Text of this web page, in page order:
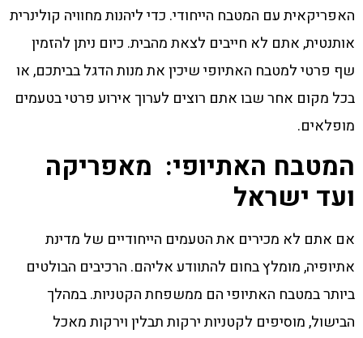
האפריקאית עם המטבח הייחודי. כדי ליהנות מחוויה קולינרית
אותנטית, אתם לא חייבים לצאת מהבית. כיום ניתן להזמין
שף פרטי למטבח האתיופי שיכין את מנות הדגל בביתכם, או
בכל מקום אחר שבו אתם רוצים לערוך אירוע פרטי בטעמים
מופלאים.
המטבח האתיופי: מאפריקה
ועד ישראל
אם אתם לא מכירים את הטעמים הייחודיים של מדינת
אתיופיה, מומלץ בחום להתוודע אליהם. הרכיבים הבולטים
ביותר במטבח האתיופי הם ממשפחת הקטניות. במהלך
הבישול, מוסיפים לקטניות ירקות תבלין וירקות מאכל